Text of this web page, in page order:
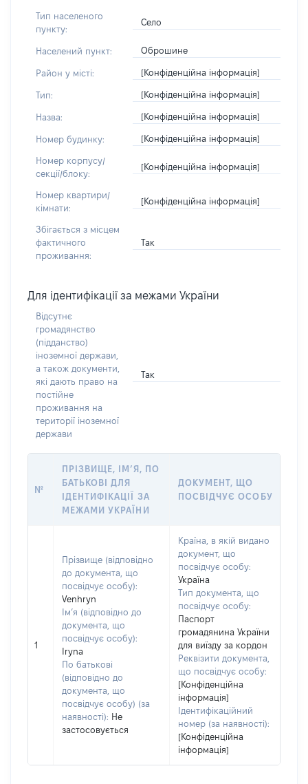
Тип населеного
пункту:
Село
Населений пункт: Оброшине
Район у місті: [Конфіденційна інформація]
Тип: [Конфіденційна інформація]
Назва: [Конфіденційна інформація]
Номер будинку: [Конфіденційна інформація]
Номер корпусу/
секції/блоку:
[Конфіденційна інформація]
Номер квартири/
кімнати:
[Конфіденційна інформація]
Збігається з місцем
фактичного
проживання:
Так
Для ідентифікації за межами України
Відсутнє
громадянство
(підданство)
іноземної держави,
а також документи,
які дають право на
постійне
проживання на
території іноземної
держави
Так
№
ПРІЗВИЩЕ, ІМ’Я, ПО
БАТЬКОВІ ДЛЯ
ІДЕНТИФІКАЦІЇ ЗА
МЕЖАМИ УКРАЇНИ
ДОКУМЕНТ, ЩО
ПОСВІДЧУЄ ОСОБУ
1
Прізвище (відповідно
до документа, що
посвідчує особу):
Venhryn
Ім’я (відповідно до
документа, що
посвідчує особу):
Iryna
По батькові
(відповідно до
документа, що
посвідчує особу) (за
наявності): Не
застосовується
Країна, в якій видано
документ, що
посвідчує особу:
Україна
Тип документа, що
посвідчує особу:
Паспорт
громадянина України
для виїзду за кордон
Реквізити документа,
що посвідчує особу:
[Конфіденційна
інформація]
Ідентифікаційний
номер (за наявності):
[Конфіденційна
інформація]